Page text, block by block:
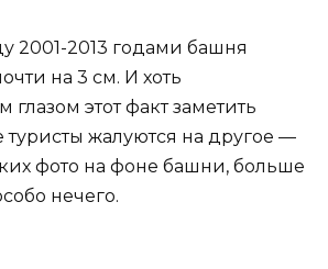
2001-2013 годами башня
на 3 см. И хоть
этот факт заметить
туристы жалуются на другое —
фото на фоне башни, больше
нечего.